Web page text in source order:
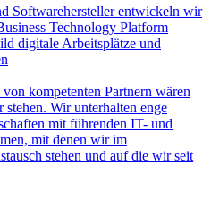
Softwarehersteller entwickeln wir
Technology Platform
digitale Arbeitsplätze und
kompetenten Partnern wären
Wir unterhalten enge
mit führenden IT- und
mit denen wir im
stehen und auf die wir seit